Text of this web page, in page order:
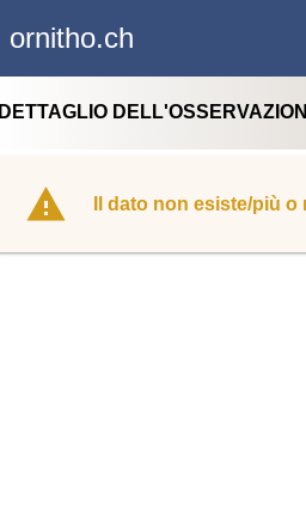
ornitho.ch
DETTAGLIO
Il dato non esiste/più